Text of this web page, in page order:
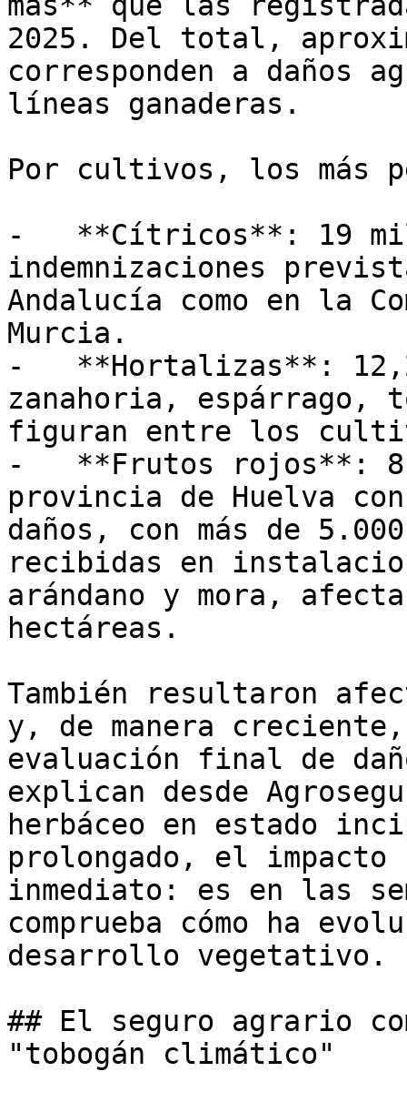
2025. Del total,
corresponden a
líneas ganaderas.
Por cultivos, los más
-   **Cítricos**: 19
indemnizaciones
Andalucía como en la
Murcia.
-   **Hortalizas**:
zanahoria, espárrago,
figuran entre los
-   **Frutos rojos**:
provincia de Huelva
daños, con más de
recibidas en
arándano y mora,
hectáreas.
También resultaron
y, de manera
evaluación final de
explican desde
herbáceo en estado
prolongado, el
inmediato: es en las
comprueba cómo ha
desarrollo vegetativo.
## El seguro agrario
"tobogán climático"